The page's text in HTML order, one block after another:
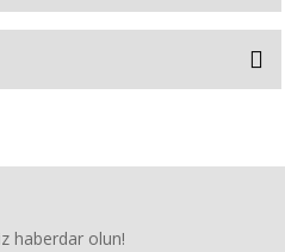
haberdar olun!